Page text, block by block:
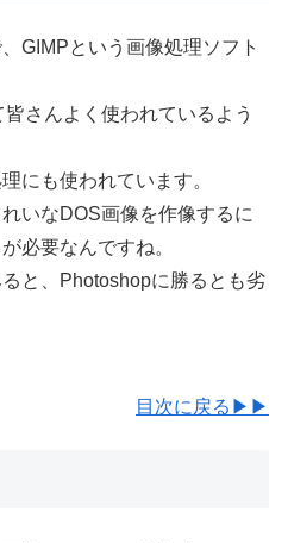
GIMPという画像処理ソフト
さんよく使われているよう
にも使われています。
いなDOS画像を作像するに
必要なんですね。
と、Photoshopに勝るとも劣
目次に戻る▶▶